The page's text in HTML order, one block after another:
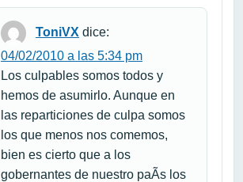
ToniVX dice:
04/02/2010 a las 5:34 pm
Los culpables somos todos y
hemos de asumirlo. Aunque en
las reparticiones de culpa somos
los que menos nos comemos,
bien es cierto que a los
gobernantes de nuestro paÃ­s los